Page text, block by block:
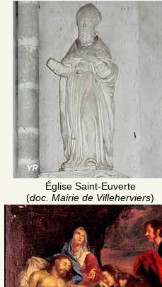
Église Saint-Euverte
(doc. Mairie de Villeherviers)